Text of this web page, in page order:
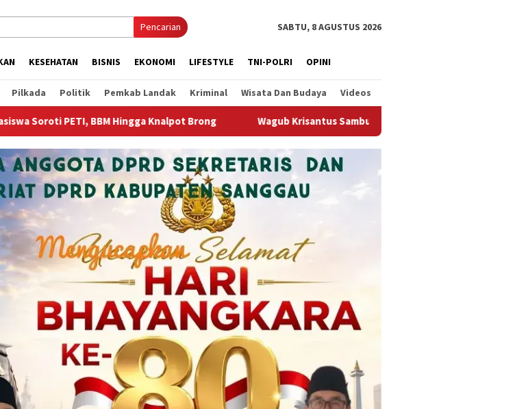
Pencarian SABTU, 8 AGUSTUS 2026
KESEHATAN BISNIS EKONOMI LIFESTYLE TNI-POLRI OPINI
Pilkada Politik Pemkab Landak Kriminal Wisata Dan Budaya Videos
Knalpot Brong Wagub Krisantus Sambut Kembali Berjalannya Ekspor Alumina, Dorong Penguatan